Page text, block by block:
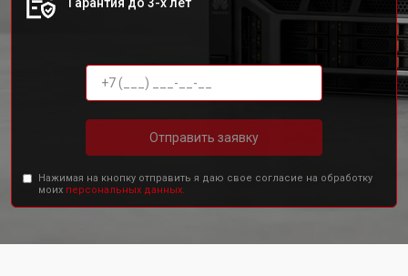
Отправить заявку
Нажимая на кнопку отправить я даю свое согласие на обработку
моих персональных данных.